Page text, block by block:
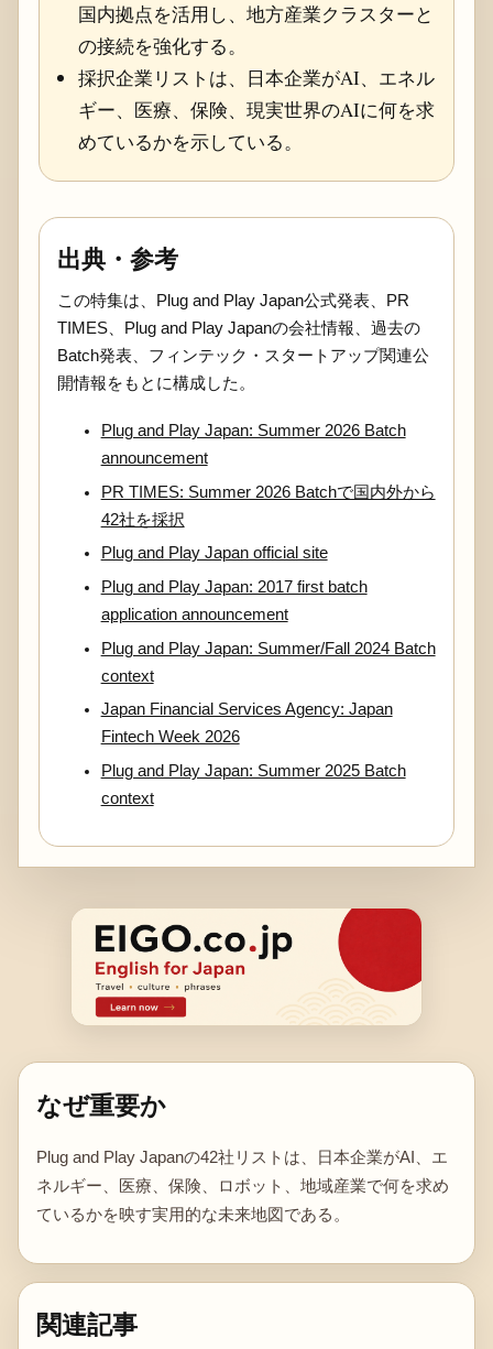
国内拠点を活用し、地方産業クラスターと
の接続を強化する。
採択企業リストは、日本企業がAI、エネル
ギー、医療、保険、現実世界のAIに何を求
めているかを示している。
出典・参考
この特集は、Plug and Play Japan公式発表、PR
TIMES、Plug and Play Japanの会社情報、過去の
Batch発表、フィンテック・スタートアップ関連公
開情報をもとに構成した。
Plug and Play Japan: Summer 2026 Batch
announcement
PR TIMES: Summer 2026 Batchで国内外から
42社を採択
Plug and Play Japan official site
Plug and Play Japan: 2017 first batch
application announcement
Plug and Play Japan: Summer/Fall 2024 Batch
context
Japan Financial Services Agency: Japan
Fintech Week 2026
Plug and Play Japan: Summer 2025 Batch
context
なぜ重要か
Plug and Play Japanの42社リストは、日本企業がAI、エ
ネルギー、医療、保険、ロボット、地域産業で何を求め
ているかを映す実用的な未来地図である。
関連記事